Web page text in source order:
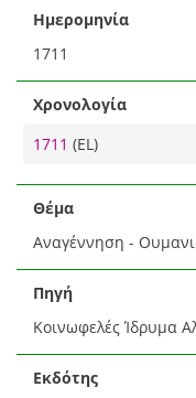
Ημερομηνία
1711
Χρονολογία
1711 (EL)
Θέμα
Αναγέννηση -
Πηγή
Κοινωφελές Ίδρυμα
Εκδότης